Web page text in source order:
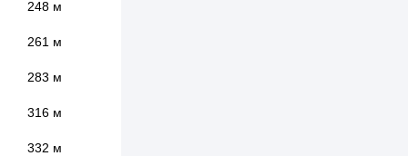
248 м
261 м
283 м
316 м
332 м